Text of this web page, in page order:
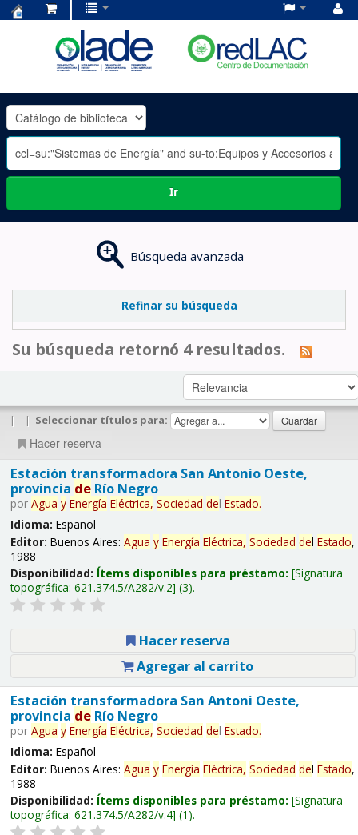
OLADE
-
Ir
Búsqueda avanzada
Refinar su búsqueda
Su búsqueda retornó 4 resultados.
| | Seleccionar títulos para:
Hacer reserva
Estación transformadora San Antonio Oeste,
provincia deRío Negro
por Agua y Energía Eléctrica, Sociedad del Estado.
Idioma: Español
Editor: Buenos Aires: Agua y Energía Eléctrica, Sociedad del Estado,
1988
Disponibilidad: Ítems disponibles para préstamo: Signatura
topográfica: 621.374.5/A282/v.2 (3).
Hacer reserva
Agregar al carrito
Estación transformadora San Antoni Oeste,
provincia deRío Negro
por Agua y Energía Eléctrica, Sociedad del Estado.
Idioma: Español
Editor: Buenos Aires: Agua y Energía Eléctrica, Sociedad del Estado,
1988
Disponibilidad: Ítems disponibles para préstamo: Signatura
topográfica: 621.374.5/A282/v.4 (1).